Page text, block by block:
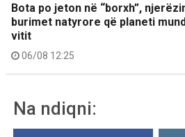
Bota po jeton në “borxh”,
burimet natyrore që planeti
vitit
06/08 12:25
Na ndiqni: